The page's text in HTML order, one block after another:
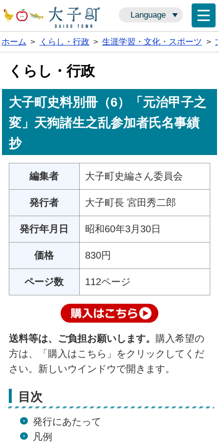
Language
ホーム > くらし・行政 > 生涯学習・文化・スポーツ >
くらし・行政
大子町史料別冊（6）「元治甲子之
変」天狗諸生之乱参加者氏名事績
抄
編集者 大子町史編さん委員会
発行者 大子町長 宮田秀二郎
発行年月日 昭和60年3月30日
価格 830円
ページ数 112ページ
送料等は、ご負担お願いします。 購入希望の
方は、「購入はこちら」をクリックしてくだ
さい。新しいウインドウで開きます。
目次
発行にあたって
凡例